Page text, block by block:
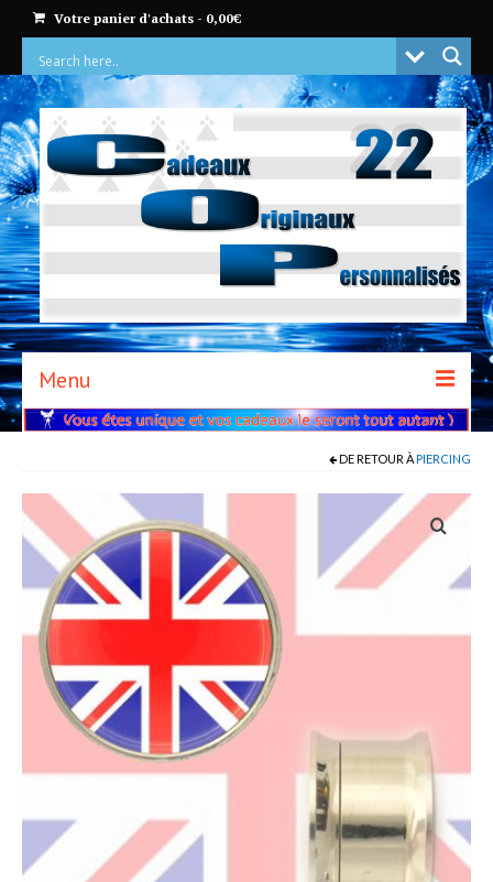
Votre panier d'achats - 0,00€
Menu
INFOS PRODUITS
VOS VISUELS
TECHNIQUES D’IMPRESSION
NOS TEXTILES
Tailles des textiles
qualité des textiles
DE RETOUR ÀPIERCING